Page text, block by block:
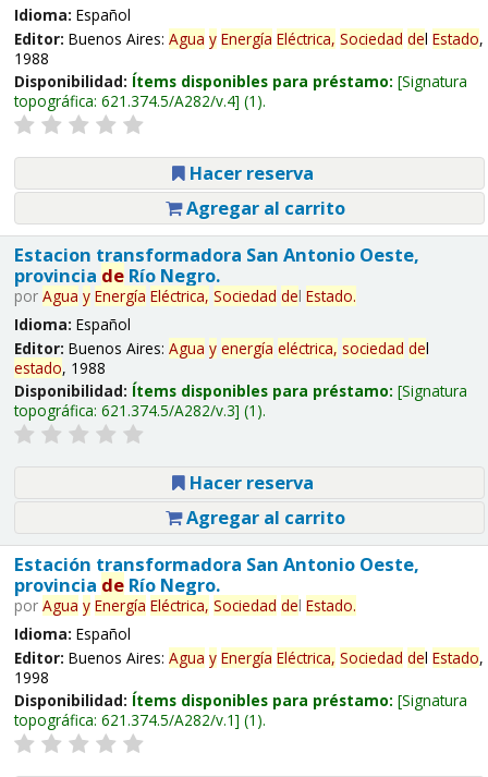
Idioma: Español
Editor: Buenos Aires: Agua y Energía Eléctrica, Sociedad del Estado,
1988
Disponibilidad: Ítems disponibles para préstamo: Signatura
topográfica: 621.374.5/A282/v.4 (1).
Hacer reserva
Agregar al carrito
Estacion transformadora San Antonio Oeste,
provincia deRío Negro.
por Agua y Energía Eléctrica, Sociedad del Estado.
Idioma: Español
Editor: Buenos Aires: Agua y energía eléctrica, sociedad del
estado, 1988
Disponibilidad: Ítems disponibles para préstamo: Signatura
topográfica: 621.374.5/A282/v.3 (1).
Hacer reserva
Agregar al carrito
Estación transformadora San Antonio Oeste,
provincia deRío Negro.
por Agua y Energía Eléctrica, Sociedad del Estado.
Idioma: Español
Editor: Buenos Aires: Agua y Energía Eléctrica, Sociedad del Estado,
1998
Disponibilidad: Ítems disponibles para préstamo: Signatura
topográfica: 621.374.5/A282/v.1 (1).